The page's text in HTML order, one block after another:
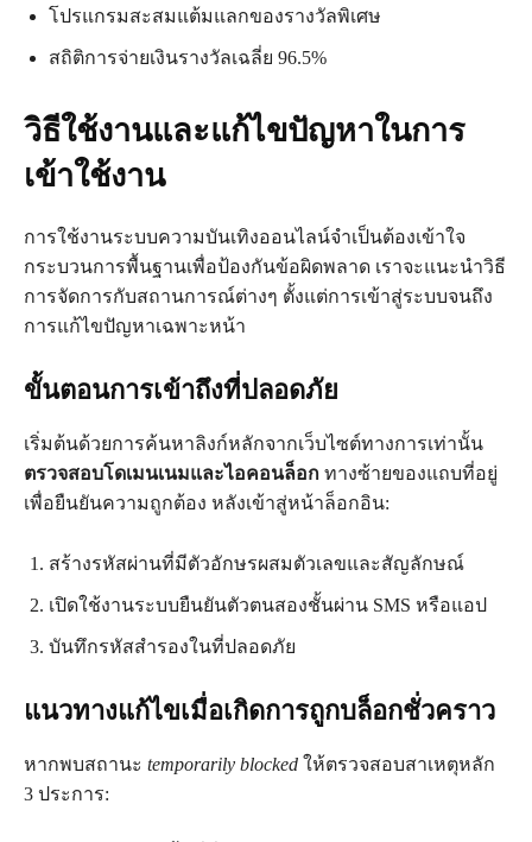
โปรแกรมสะสมแต้มแลกของรางวัลพิเศษ
สถิติการจ่ายเงินรางวัลเฉลี่ย 96.5%
วิธีใช้งานและแก้ไขปัญหาในการ
เข้าใช้งาน
การใช้งานระบบความบันเทิงออนไลน์จำเป็นต้องเข้าใจ
กระบวนการพื้นฐานเพื่อป้องกันข้อผิดพลาด เราจะแนะนำวิธี
การจัดการกับสถานการณ์ต่างๆ ตั้งแต่การเข้าสู่ระบบจนถึง
การแก้ไขปัญหาเฉพาะหน้า
ขั้นตอนการเข้าถึงที่ปลอดภัย
เริ่มต้นด้วยการค้นหาลิงก์หลักจากเว็บไซต์ทางการเท่านั้น
ตรวจสอบโดเมนเนมและไอคอนล็อก ทางซ้ายของแถบที่อยู่
เพื่อยืนยันความถูกต้อง หลังเข้าสู่หน้าล็อกอิน:
สร้างรหัสผ่านที่มีตัวอักษรผสมตัวเลขและสัญลักษณ์
เปิดใช้งานระบบยืนยันตัวตนสองชั้นผ่าน SMS หรือแอป
บันทึกรหัสสำรองในที่ปลอดภัย
แนวทางแก้ไขเมื่อเกิดการถูกบล็อกชั่วคราว
หากพบสถานะ temporarily blocked ให้ตรวจสอบสาเหตุหลัก
3 ประการ: